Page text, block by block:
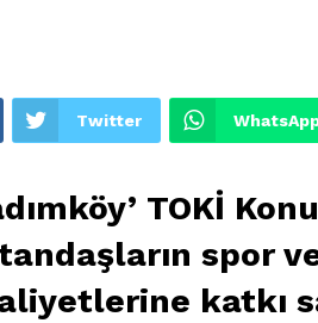
Twitter
TOKİ
spor
katkı